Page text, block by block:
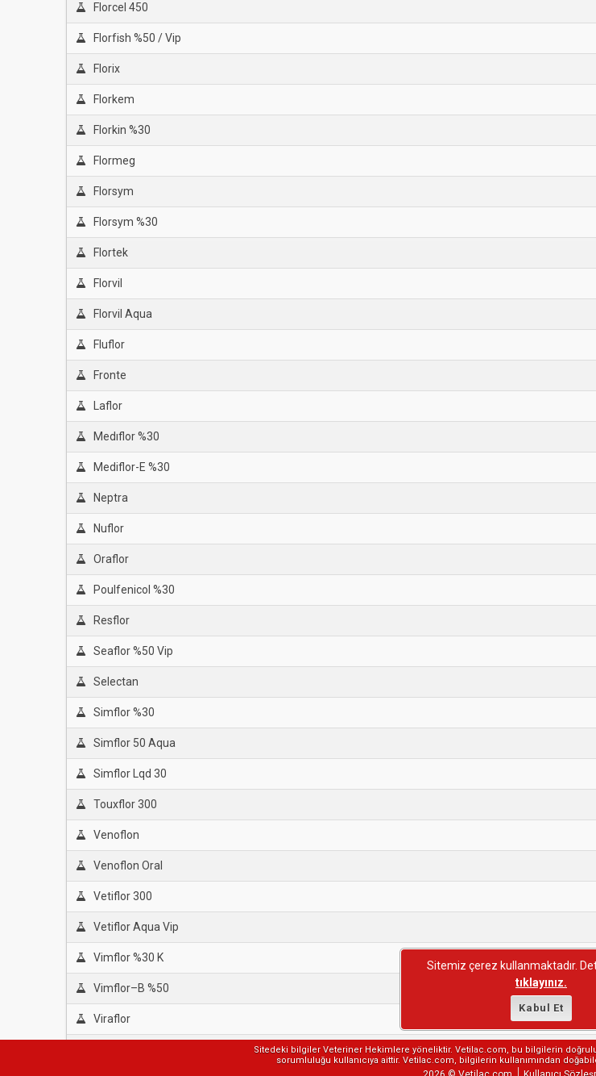
Florcel 450
Florfish %50 / Vip
Florix
Florkem
Florkin %30
Flormeg
Florsym
Florsym %30
Flortek
Florvil
Florvil Aqua
Fluflor
Fronte
Laflor
Medıflor %30
Mediflor-E %30
Neptra
Nuflor
Oraflor
Poulfenicol %30
Resflor
Seaflor %50 Vip
Selectan
Simflor %30
Simflor 50 Aqua
Simflor Lqd 30
Touxflor 300
Venoflon
Venoflon Oral
Vetiflor 300
Vetiflor Aqua Vip
Vimflor %30 K
Vimflor–B %50
Viraflor
Sitedeki bilgiler Veteriner Hekimlere yöneliktir. Vetilac.com, bu bilgilerin
sorumluluğu kullanıcıya aittir. Vetilac.com, bilgilerin kullanımından
Sitemiz çerez kullanmaktadır.
tıklayınız.
Kabul Et